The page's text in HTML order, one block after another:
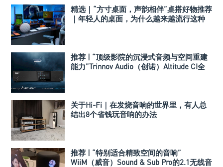
精选｜“方寸桌面，声韵相伴”桌搭好物推荐
｜年轻人的桌面，为什么越来越流行这种
推荐 | “顶级影院的沉浸式音频与空间重建
能力”Trinnov Audio（创诺）Altitude CI全
关于Hi-Fi｜在发烧音响的世界里，有人总
结出8个省钱玩音响的办法
推荐 | “特别适合精致空间的音响”
WiiM（威音）Sound & Sub Pro的2.1无线音